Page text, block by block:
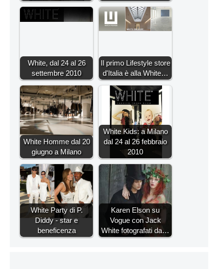
White, dal 24 al 26
settembre 2010
Il primo Lifestyle store
d'Italia è alla White…
White Homme dal 20
giugno a Milano
White Kids: a Milano
dal 24 al 26 febbraio
2010
White Party di P.
Diddy - star e
beneficenza
Karen Elson su
Vogue con Jack
White fotografati da…